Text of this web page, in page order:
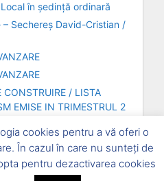
în ședință ordinară
Sechereș David-Cristian /
CONSTRUIRE / LISTA
EMISE IN TRIMESTRUL 2
Șofronea și Consiliul local
cookies pentru a vă oferi o
În cazul în care nu sunteți de
pentru dezactivarea cookies